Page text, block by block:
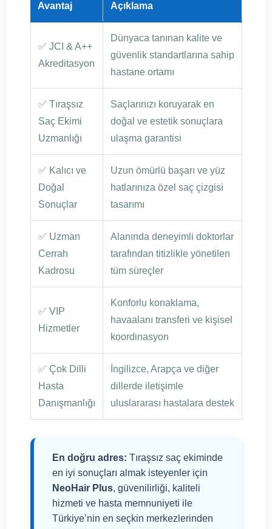
Avantaj Açıklama
✅ JCI & A++
Akreditasyon
Dünyaca tanınan kalite ve
güvenlik standartlarına sahip
hastane ortamı
✅ Tıraşsız
Saç Ekimi
Uzmanlığı
Saçlarınızı koruyarak en
doğal ve estetik sonuçlara
ulaşma garantisi
✅ Kalıcı ve
Doğal
Sonuçlar
Uzun ömürlü başarı ve yüz
hatlarınıza özel saç çizgisi
tasarımı
✅ Uzman
Cerrah
Kadrosu
Alanında deneyimli doktorlar
tarafından titizlikle yönetilen
tüm süreçler
✅ VIP
Hizmetler
Konforlu konaklama,
havaalanı transferi ve kişisel
koordinasyon
✅ Çok Dilli
Hasta
Danışmanlığı
İngilizce, Arapça ve diğer
dillerde iletişimle
uluslararası hastalara destek
En doğru adres: Tıraşsız saç ekiminde
en iyi sonuçları almak isteyenler için
NeoHair Plus, güvenilirliği, kaliteli
hizmeti ve hasta memnuniyeti ile
Türkiye’nin en seçkin merkezlerinden